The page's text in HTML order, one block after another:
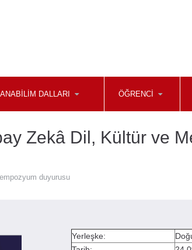
ANABİLİM DALLARI ÖĞRENCİ
Zekâ Dil, Kültür ve
duyurusu
Yerleşke: